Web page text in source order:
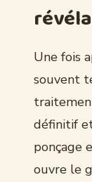
Une fois
souvent
définitif
ponçage
ouvre le